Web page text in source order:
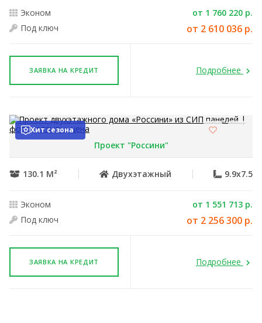
Эконом
от 1 760 220 р.
Под ключ
от 2 610 036 р.
ЗАЯВКА НА КРЕДИТ Подробнее
Хит сезона
Проект "Россини"
130.1 М² Двухэтажный 9.9x7.5
Эконом
от 1 551 713 р.
Под ключ
от 2 256 300 р.
ЗАЯВКА НА КРЕДИТ Подробнее